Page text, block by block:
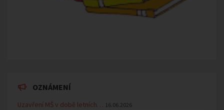
OZNÁMENÍ
Uzavření MŠ v době letních… 16.06.2026